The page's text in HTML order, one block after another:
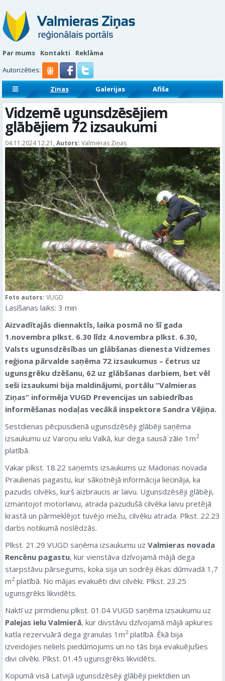
Par mums Kontakti
Reklāma
Autorizēties:
Ziņas Galerijas
Afiša
Sludinājumi
Reklāmraksti
Vidzemē ugunsdzēsējiem
glābējiem 72 izsaukumi
04.11.2024 12:21, Autors: Valmieras Ziņas
Foto autors: VUGD
Lasīšanas laiks: 3 min
Aizvadītajās diennaktīs, laika posmā no šī gada
1.novembra plkst. 6.30 līdz 4.novembra plkst. 6.30,
Valsts ugunsdzēsības un glābšanas dienesta Vidzemes
reģiona pārvalde saņēma 72 izsaukumus – četrus uz
ugunsgrēku dzēšanu, 62 uz glābšanas darbiem, bet vēl
seši izsaukumi bija maldinājumi, portālu “Valmieras
Ziņas” informēja VUGD Prevencijas un sabiedrības
informēšanas nodaļas vecākā inspektore Sandra Vējiņa.
Sestdienas pēcpusdienā ugunsdzēsēji glābēji saņēma
izsaukumu uz Varoņu ielu Valkā, kur dega sausā zāle 1m2
platībā.
Vakar plkst. 18.22 saņemts izsaukums uz Madonas novada
Praulienas pagastu, kur sākotnējā informācija liecināja, ka
pazudis cilvēks, kurš aizbraucis ar laivu. Ugunsdzēsēji glābēji,
izmantojot motorlaivu, atrada pazudušā cilvēka laivu pretējā
krastā un pārmeklējot tuvējo mežu, cilvēku atrada. Plkst. 22.23
darbs notikumā noslēdzās.
Plkst. 21.29 VUGD saņēma izsaukumu uz Valmieras novada
Rencēnu pagastu, kur vienstāva dzīvojamā mājā dega
starpstāvu pārsegums, koka sija un sodrēji ēkas dūmvadā 1,7
m2platībā. No mājas evakuēti divi cilvēki. Plkst. 23.25
ugunsgrēks likvidēts.
Naktī uz pirmdienu plkst. 01.04 VUGD saņēma izsaukumu uz
Palejas ielu Valmierā, kur divstāvu dzīvojamā mājā apkures
katla rezervuārā dega granulas 1m2platībā. Ēkā bija
izveidojies neliels piedūmojums un no tās bija evakuējušies
divi cilvēki. Plkst. 01.45 ugunsgrēks likvidēts.
Kopumā visā Latvijā ugunsdzēsēji glābēji piektdien un